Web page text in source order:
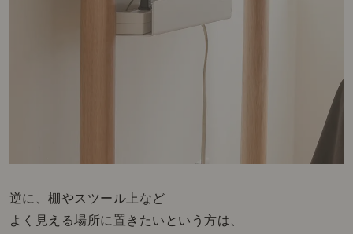
逆に、棚やスツール上など
よく見える場所に置きたいという方は、